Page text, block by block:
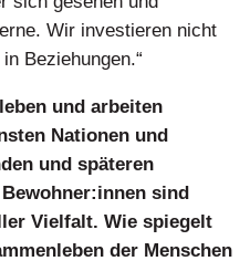
Wir investieren nicht
Beziehungen.“
und arbeiten
Nationen und
und späteren
sind
Vielfalt. Wie spiegelt
der Menschen